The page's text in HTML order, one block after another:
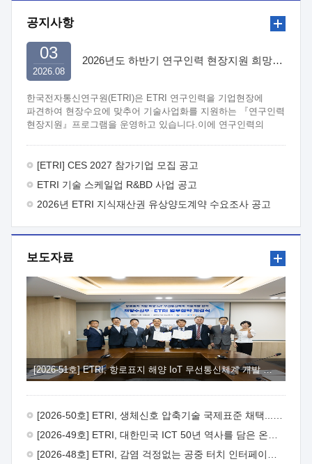
공지사항
2026년도 하반기 연구인력 현장지원 희망기업 신청/접수
한국전자통신연구원(ETRI)은 ETRI 연구인력을 기업현장에
파견하여 현장수요에 맞추어 기술사업화를 지원하는 『연구인력
현장지원』프로그램을 운영하고 있습니다.이에 연구인력의
추진목적: ETRI 인력을 기업현장에 파견. 기술지원을
사업화성과를 극대화하고, 지원기업을 강견기업으로 육성하고자
함.  신청자격: ETRI 협력기업 및 일반 ICT 중소기업*
당해 지원실적과 차기 지원계획을 평가하여 결정
 기업부담:
연봉의 40%  추진일정(1)희망기업 신청/접수(2)희망인력-
희망기업 매칭(3)현장조사/ 선정(심의)(4)협약체결(5)
기업파견8월 3일 ~ 14일 8월 17일 ~ 26일 9월초순 9월 중순
10월 이후* 상기일정은 희망인력-희망기업간 매칭 원활시를
가정한 것으로 상황에 따라 상당기간 일정이 지연될 수 있음. **
(1)희망인력-희망기업간 적합성이 낮다고 판단되거나, (2)
희망인력이 파견의사를 철회할 경우 후속 절차가 진행되지 않을
수 있음.2. 현장지원 희망인력 및 상세이력
 희망인력
공정(FET / SBD 등 )유기물 반도체 소재 및 소자 설계, 합성 및
제작바이오센서 설계/제작토양/수질/가스 센서 설계/
제작광소자응용B광 센서 및 응용 시스템시스템 제어 및 데이터
처리FPGA 제어, VHDL 프로그램 개발Labview, Python, C
2026.08
03
[ETRI] CES 2027 참가기업 모집 공고
ETRI 기술 스케일업 R&BD 사업 공고
2026년 ETRI 지식재산권 유상양도계약 수요조사 공고
보도자료
[2026-51호] ETRI, 항로표지 해양 IoT 무선통신체계 개발 나선다